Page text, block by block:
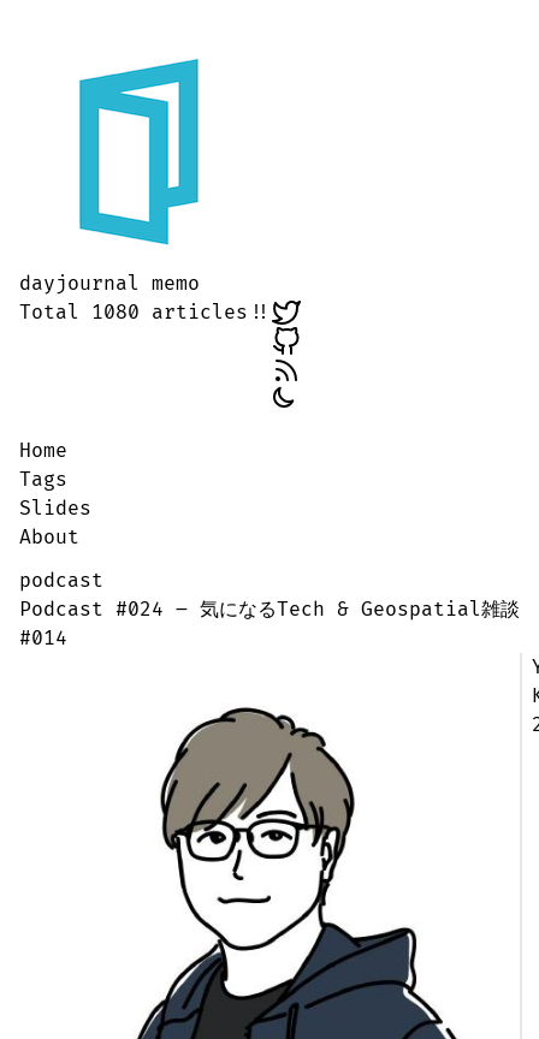
dayjournal memo
Total 1080 articles!!
Home
Tags
Slides
About
podcast
Podcast #024 – 気になるTech & Geospatial雑談
#014